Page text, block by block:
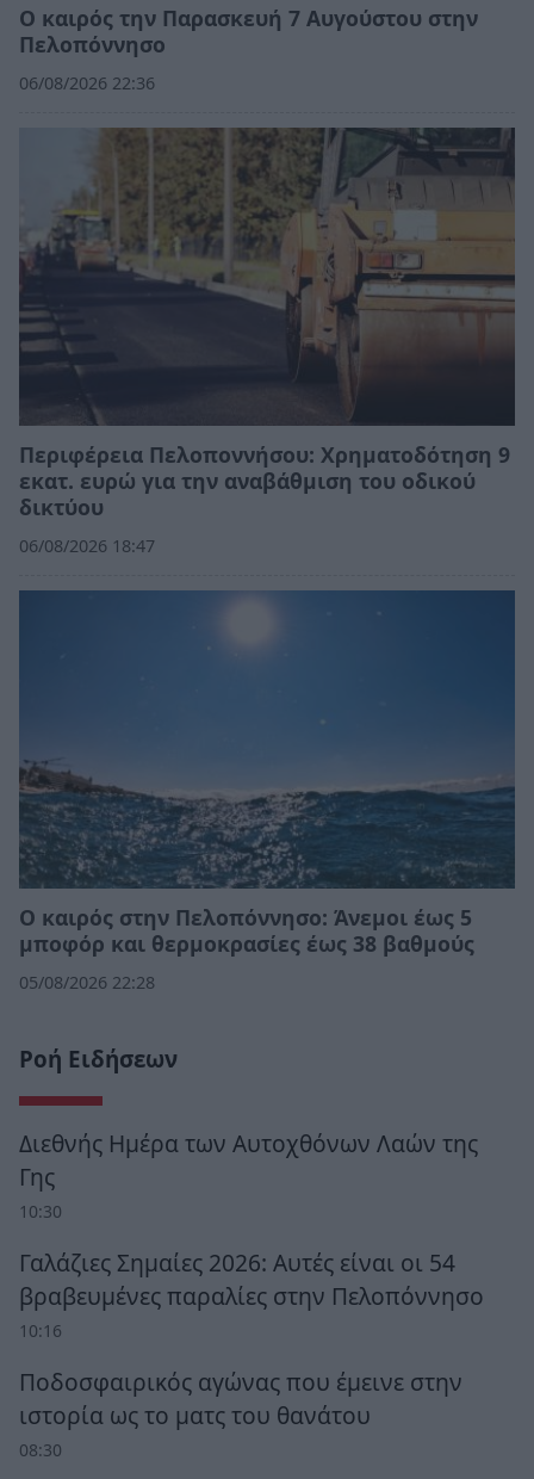
Ο καιρός την Παρασκευή 7 Αυγούστου στην
Πελοπόννησο
06/08/2026 22:36
Περιφέρεια Πελοποννήσου: Χρηματοδότηση 9
εκατ. ευρώ για την αναβάθμιση του οδικού
δικτύου
06/08/2026 18:47
Ο καιρός στην Πελοπόννησο: Άνεμοι έως 5
μποφόρ και θερμοκρασίες έως 38 βαθμούς
05/08/2026 22:28
Ροή Ειδήσεων
Διεθνής Ημέρα των Αυτοχθόνων Λαών της
Γης
10:30
Γαλάζιες Σημαίες 2026: Αυτές είναι οι 54
βραβευμένες παραλίες στην Πελοπόννησο
10:16
Ποδοσφαιρικός αγώνας που έμεινε στην
ιστορία ως το ματς του θανάτου
08:30